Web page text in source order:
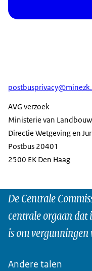
AVG verzoek
Ministerie van
Directie Wetgeving en
Postbus 20401
2500 EK Den Haag
De Centrale
centrale orgaan dat
is om
Andere talen